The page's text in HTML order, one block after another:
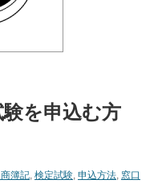
験を申込む方
商簿記, 検定試験, 申込方法, 窓口